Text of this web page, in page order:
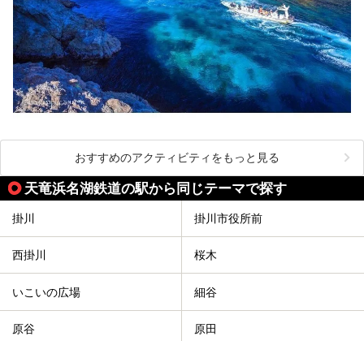
おすすめのアクティビティをもっと見る
天竜浜名湖鉄道の駅から同じテーマで探す
掛川 掛川市役所前
西掛川 桜木
いこいの広場 細谷
原谷 原田